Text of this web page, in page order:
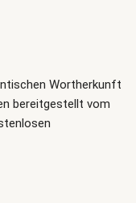
Wortherkunft
bereitgestellt vom